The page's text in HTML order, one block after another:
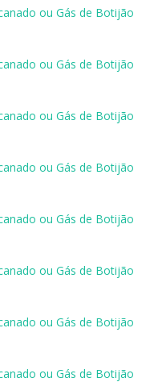
ou Gás de Botijão
ou Gás de Botijão
ou Gás de Botijão
ou Gás de Botijão
ou Gás de Botijão
ou Gás de Botijão
ou Gás de Botijão
ou Gás de Botijão